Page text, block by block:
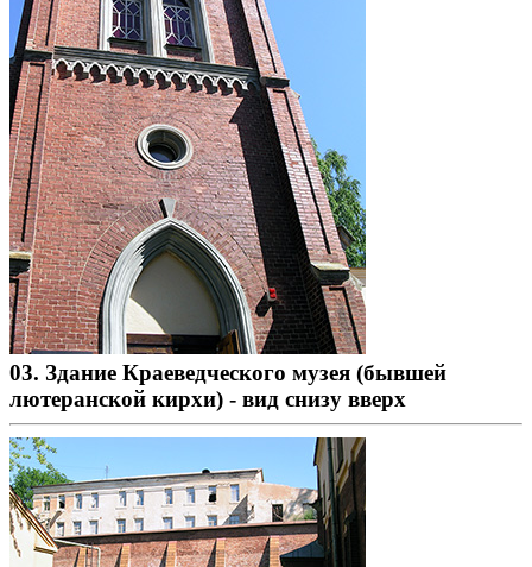
03. Здание Краеведческого музея (бывшей
лютеранской кирхи) - вид снизу вверх